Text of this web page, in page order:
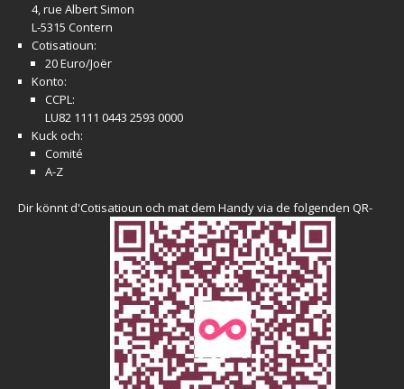
4, rue Albert Simon
L-5315 Contern
Cotisatioun:
20 Euro/Joër
Konto:
CCPL:
LU82 1111 0443 2593 0000
Kuck och:
Comité
A-Z
Dir könnt d'Cotisatioun och mat dem Handy via de folgenden QR-